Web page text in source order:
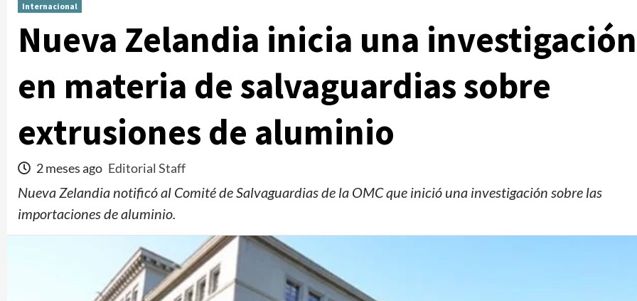
Internacional
Nueva Zelandia inicia una investigación
en materia de salvaguardias sobre
extrusiones de aluminio
2 meses ago Editorial Staff
Nueva Zelandia notificó al Comité de Salvaguardias de la OMC que inició una investigación sobre las
importaciones de aluminio.